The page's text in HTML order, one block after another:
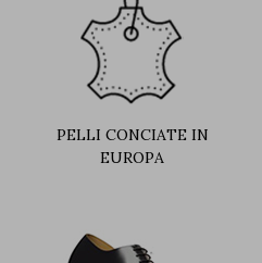
PELLI CONCIATE IN
EUROPA